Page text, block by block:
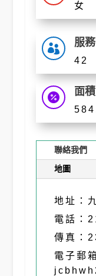
女
 服
42
 面積
聯絡我們
地圖
地址：
電話：
傳真：
電子郵